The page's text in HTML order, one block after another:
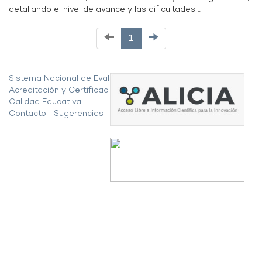
detallando el nivel de avance y las dificultades ...
1
Sistema Nacional de Evaluación,
Acreditación y Certificación de la
Calidad Educativa
Contacto
Sugerencias